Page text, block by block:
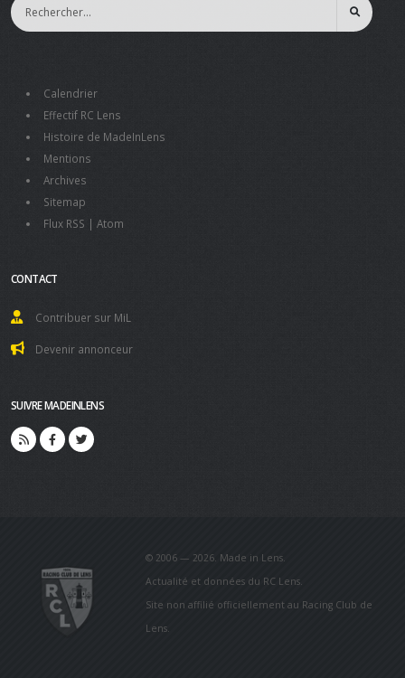
Calendrier
Effectif RC Lens
Histoire de MadeInLens
Mentions
Archives
Sitemap
Flux RSS | Atom
CONTACT
Contribuer sur MiL
Devenir annonceur
SUIVRE MADEINLENS
© 2006 — 2026. Made in Lens.
Actualité et données du RC Lens.
Site non affilié officiellement au Racing Club de
Lens.